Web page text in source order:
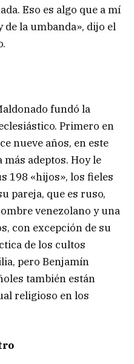
Eso es algo que a mí
de la umbanda», dijo el
fundó la
Primero en
nueve años, en este
adeptos. Hoy le
198 «hijos», los fieles
pareja, que es ruso,
venezolano y una
con excepción de su
de los cultos
pero Benjamín
también están
religioso en los